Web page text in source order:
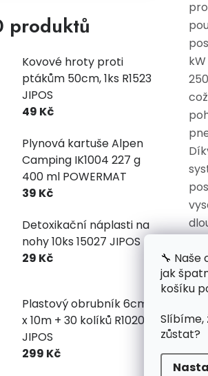
🔧
jak
košíku
Slíbíme,
zůstat?
produktů
Kovové hroty proti
ptákům 50cm, 1ks R1523
JIPOS
49 Kč
Plynová kartuše Alpen
Camping IK1004 227 g
400 ml POWERMAT
39 Kč
Detoxikační náplasti na
nohy 10ks 15027 JIPOS
29 Kč
Plastový obrubník 6cm
x 10m + 30 kolíků R1020
JIPOS
299 Kč